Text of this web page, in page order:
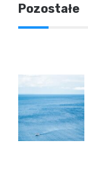
Pozostałe